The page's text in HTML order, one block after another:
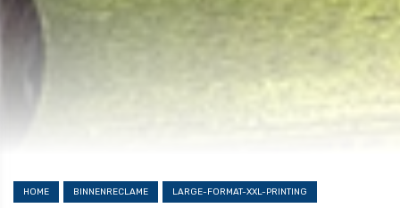
HOME BINNENRECLAME LARGE-FORMAT-XXL-PRINTING